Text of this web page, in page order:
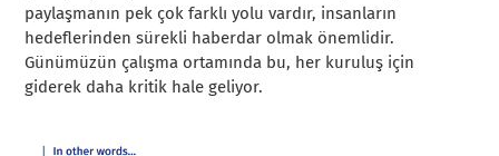
paylaşmanın pek çok farklı yolu vardır, insanların
hedeflerinden sürekli haberdar olmak önemlidir.
Günümüzün çalışma ortamında bu, her kuruluş için
giderek daha kritik hale geliyor.